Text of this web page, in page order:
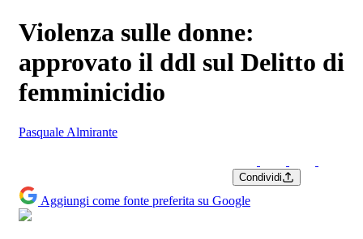
Violenza sulle donne:
approvato il ddl sul Delitto di
femminicidio
Pasquale Almirante
Condividi
Aggiungi come fonte preferita su Google